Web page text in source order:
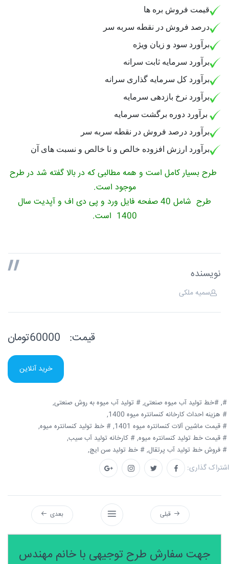
قیمت فروش بره ها
درصد فروش در نقطه سربه سر
برآورد سود و زیان ویژه
برآورد سرمایه ثابت سرانه
برآورد کل سرمایه گذاری سرانه
برآورد نرخ بازدهی سرمایه
برآورد دوره برگشت سرمایه
برآورد درصد فروش در نقطه سربه سر
برآورد ارزش افزوده خالص و نا خالص و نسبت های آن
طرح بسیار کامل است و همه مطالبی که در بالا گفته شد در طرح
موجود است.
طرح شامل 40 صفحه فایل ورد و پی دی اف و آپدیت سال
1400 است.
نویسنده
سمیه ملکی
قیمت:
خرید آنلاین
#, #خط تولید آب میوه صنعتی, # تولید آب میوه به روش صنعتی,
# هزینه احداث کارخانه کنسانتره میوه 1400,
# قیمت ماشین آلات کنسانتره میوه 1401,
# خط تولید کنسانتره میوه,
# قیمت خط تولید کنسانتره میوه, # کارخانه تولید آب سیب,
# فروش خط تولید آب پرتقال, # خط تولید سن ایچ,
اشتراک گذاری:
قبلی بعدی
جهت سفارش طرح توجیهی با خانم مهندس